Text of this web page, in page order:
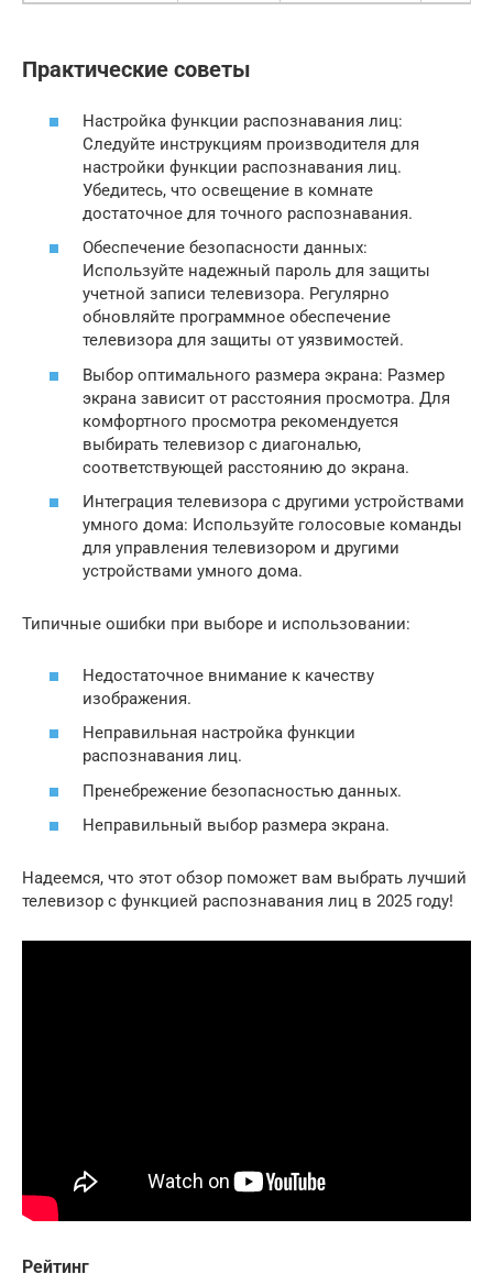
Практические советы
Настройка функции распознавания лиц:
Следуйте инструкциям производителя для
настройки функции распознавания лиц.
Убедитесь, что освещение в комнате
достаточное для точного распознавания.
Обеспечение безопасности данных:
Используйте надежный пароль для защиты
учетной записи телевизора. Регулярно
обновляйте программное обеспечение
телевизора для защиты от уязвимостей.
Выбор оптимального размера экрана: Размер
экрана зависит от расстояния просмотра. Для
комфортного просмотра рекомендуется
выбирать телевизор с диагональю,
соответствующей расстоянию до экрана.
Интеграция телевизора с другими устройствами
умного дома: Используйте голосовые команды
для управления телевизором и другими
устройствами умного дома.
Типичные ошибки при выборе и использовании:
Недостаточное внимание к качеству
изображения.
Неправильная настройка функции
распознавания лиц.
Пренебрежение безопасностью данных.
Неправильный выбор размера экрана.
Надеемся, что этот обзор поможет вам выбрать лучший
телевизор с функцией распознавания лиц в 2025 году!
Рейтинг